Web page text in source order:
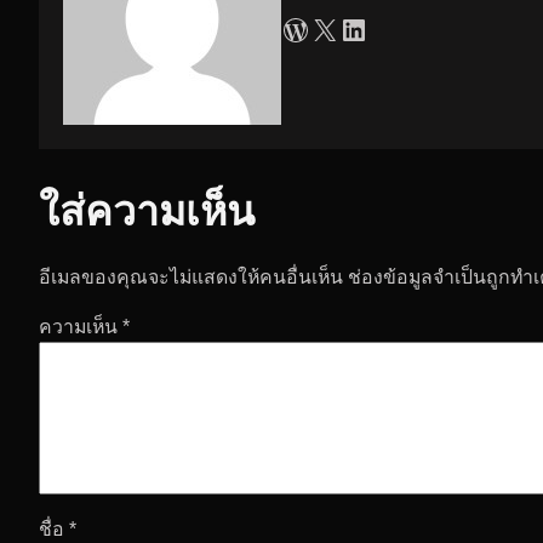
WordPress X LinkedIn
ใส่ความเห็น
อีเมลของคุณจะไม่แสดงให้คนอื่นเห็น ช่องข้อมูลจำเป็นถูกทำ
ความเห็น *
ชื่อ *